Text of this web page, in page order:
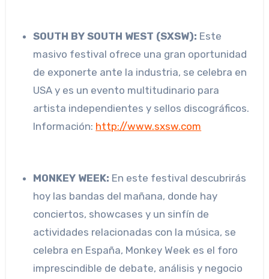
SOUTH BY SOUTH WEST (SXSW): Este
masivo festival ofrece una gran oportunidad
de exponerte ante la industria, se celebra en
USA y es un evento multitudinario para
artista independientes y sellos discográficos.
Información: http://www.sxsw.com
MONKEY WEEK: En este festival descubrirás
hoy las bandas del mañana, donde hay
conciertos, showcases y un sinfín de
actividades relacionadas con la música, se
celebra en España, Monkey Week es el foro
imprescindible de debate, análisis y negocio